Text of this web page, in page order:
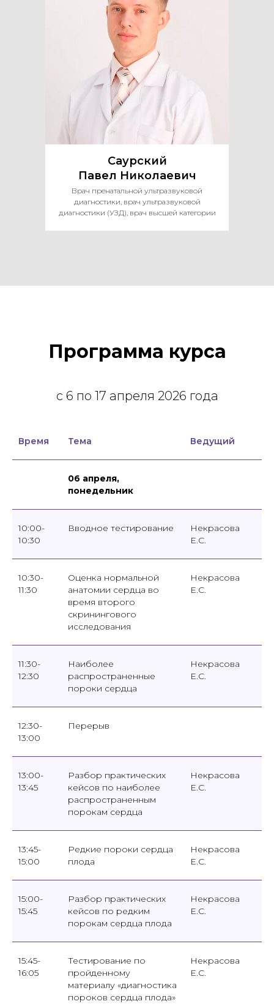
Саурский
Павел Николаевич
Врач пренатальной ультразвуковой
диагностики, врач ультразвуковой
диагностики (УЗД), врач высшей категории
Программа курса
с 6 по 17 апреля 2026 года
Время Тема Ведущий
06 апреля,
понедельник
10:00-
10:30
Вводное тестирование
Некрасова
Е.С.
10:30-
11:30
Оценка нормальной
анатомии сердца во
время второго
скринингового
исследования
Некрасова
Е.С.
11:30-
12:30
Наиболее
распространенные
пороки сердца
Некрасова
Е.С.
12:30-
13:00
Перерыв
13:00-
13:45
Разбор практических
кейсов по наиболее
распространенным
порокам сердца
Некрасова
Е.С.
13:45-
15:00
Редкие пороки сердца
плода
Некрасова
Е.С.
15:00-
15:45
Разбор практических
кейсов по редким
порокам сердца плода
Некрасова
Е.С.
15:45-
16:05
Тестирование по
пройденному
материалу «диагностика
пороков сердца плода»
Некрасова
Е.С.